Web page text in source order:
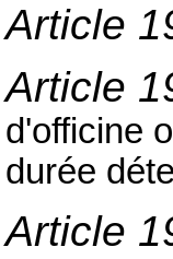
Article
Article
d'officine
durée
Article